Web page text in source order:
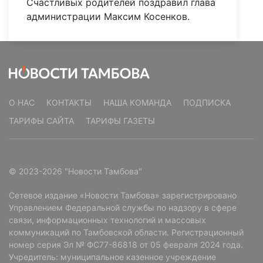
администрации Максим Косенков.
О НАС КОНТАКТЫ НАША КОМАНДА
ПОДПИСКА
ТАРИФЫ САЙТА
ТАРИФЫ ГАЗЕТЫ
© 2023-2026 "Новости Тамбова"
Сетевое издание «Новости Тамбова» зарегистрировано
Управлением Федеральной службы по надзору в сфере
связи, информационных технологий и массовых
коммуникаций по Тамбовской области. Регистрационный
номер серия Эл № ФС77-86818 от 05 февраля 2024 года.
Учредитель: муниципальное казенное учреждение